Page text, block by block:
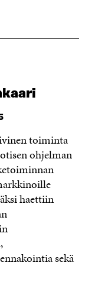
toiminta
ohjelman
haettiin
sekä